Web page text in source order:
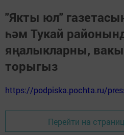
"Якты юл"
һәм Тукай
яңалыкларны,
торыгыз
https://podpiska.pochta.ru/
Перейти на